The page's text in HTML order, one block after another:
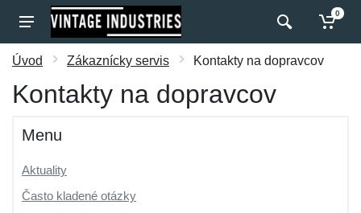
0
Úvod Zákaznícky servis Kontakty na dopravcov
Kontakty na dopravcov
Menu
Aktuality
Často kladené otázky